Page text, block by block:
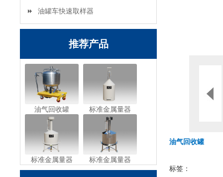
油罐车快速取样器
推荐产品
油气回收罐 标准金属量器
标准金属量器 标准金属量器
油气回收罐
标签：